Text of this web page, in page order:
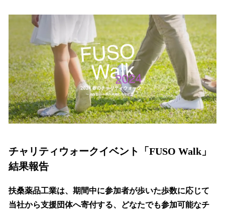
数
読
み
込
み
中
で
す
チャリティウォークイベント「FUSO Walk」
結果報告
扶桑薬品工業は、期間中に参加者が歩いた歩数に応じて
当社から支援団体へ寄付する、どなたでも参加可能なチ